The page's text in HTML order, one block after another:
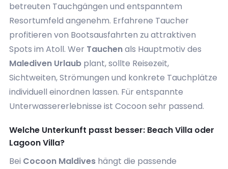
betreuten Tauchgängen und entspanntem
Resortumfeld angenehm. Erfahrene Taucher
profitieren von Bootsausfahrten zu attraktiven
Spots im Atoll. Wer Tauchenals Hauptmotiv des
Malediven Urlaubplant, sollte Reisezeit,
Sichtweiten, Strömungen und konkrete Tauchplätze
individuell einordnen lassen. Für entspannte
Unterwassererlebnisse ist Cocoon sehr passend.
Welche Unterkunft passt besser: Beach Villa oder
Lagoon Villa?
Bei Cocoon Maldiveshängt die passende